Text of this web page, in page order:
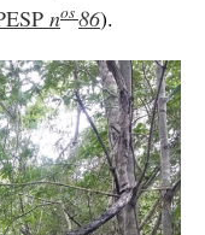
nos86).